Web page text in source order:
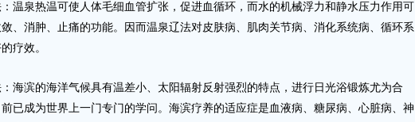
泉热温可使人体毛细血管扩张，促进血循环，而水的机械浮力和静水压力作用可
、消肿、止痛的功能。因而温泉辽法对皮肤病、肌肉关节病、消化系统病、循环系
疗效。
滨的海洋气候具有温差小、太阳辐射反射强烈的特点，进行日光浴锻炼尤为合
已成为世界上一门专门的学问。海滨疗养的适应症是血液病、糖尿病、心脏病、神